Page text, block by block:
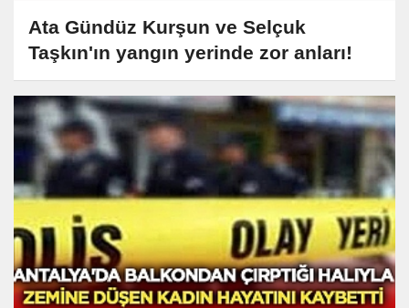
Ata Gündüz Kurşun ve Selçuk
Taşkın'ın yangın yerinde zor anları!